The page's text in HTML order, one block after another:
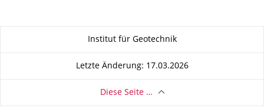
Zu dieser SeiteInstitut für Geotechnik
Letzte Änderung: 17.03.2026
Diese Seite …